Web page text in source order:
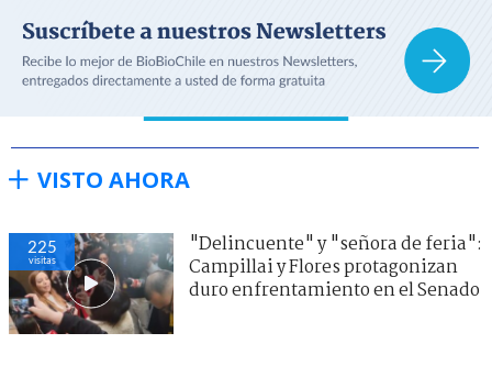
VISTO AHORA
225
visitas
"Delincuente" y "señora de feria":
Campillai y Flores protagonizan
duro enfrentamiento en el Senado